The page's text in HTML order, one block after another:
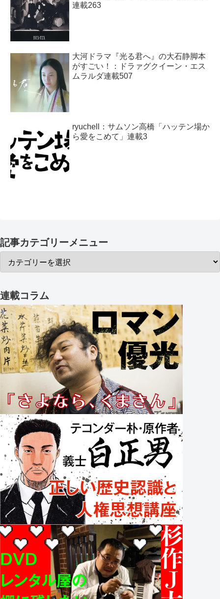
連載263
大河ドラマ『光る君へ』の大石静脚本
がすごい！：ドラァグクイーン・エス
ムラルダ連載507
ryuchell：サムソン高橋「ハッテン場か
ら愛をこめて」連載3
記事カテゴリーメニュー
連載コラム